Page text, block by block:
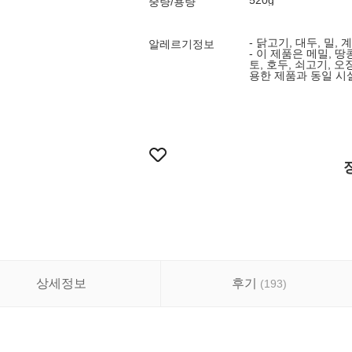
알레르기정보
- 닭고기, 대두, 밀,
- 이 제품은 메밀, 땅
토, 호두, 쇠고기, 오
용한 제품과 동일 시
상세정보 후기 (193)